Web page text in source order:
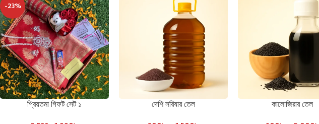
-23%
ADD TO CART
প্রিয়তমা গিফট সেট ১ SELECT OPTIONSদেশি সরিষার তেল
SELECT OPTIONSকালোজিরার তেল